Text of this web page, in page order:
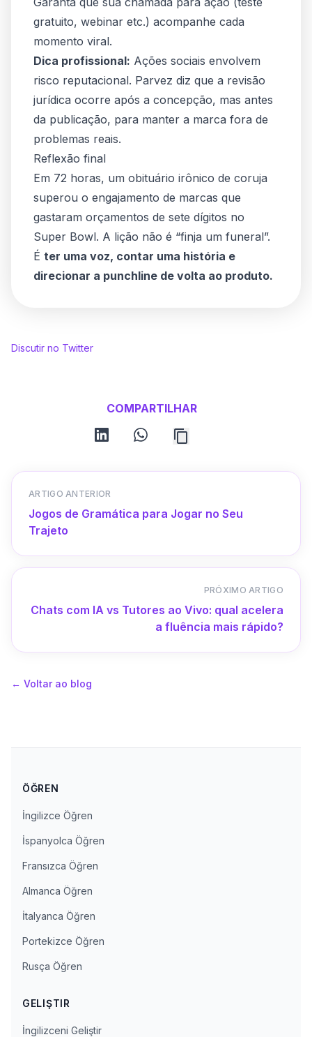
gratuito, webinar etc.) acompanhe cada
momento viral.
Dica profissional: Ações sociais envolvem
risco reputacional. Parvez diz que a revisão
jurídica ocorre após a concepção, mas antes
da publicação, para manter a marca fora de
problemas reais.
Reflexão final
Em 72 horas, um obituário irônico de coruja
superou o engajamento de marcas que
gastaram orçamentos de sete dígitos no
Super Bowl. A lição não é “finja um funeral”.
É ter uma voz, contar uma história e
direcionar a punchline de volta ao produto.
Discutir no Twitter
COMPARTILHAR
linkedin whatsapp
ARTIGO ANTERIOR
Jogos de Gramática para Jogar no Seu
Trajeto
PRÓXIMO ARTIGO
Chats com IA vs Tutores ao Vivo: qual acelera
a fluência mais rápido?
← Voltar ao blog
ÖĞREN
İngilizce Öğren
İspanyolca Öğren
Fransızca Öğren
Almanca Öğren
İtalyanca Öğren
Portekizce Öğren
Rusça Öğren
GELIŞTIR
İngilizceni Geliştir